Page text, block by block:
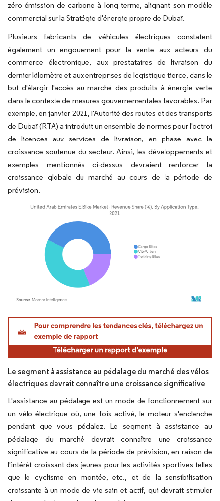
zéro émission de carbone à long terme, alignant son modèle
commercial sur la Stratégie d'énergie propre de Dubaï.
Plusieurs fabricants de véhicules électriques constatent
également un engouement pour la vente aux acteurs du
commerce électronique, aux prestataires de livraison du
dernier kilomètre et aux entreprises de logistique tierce, dans le
but d'élargir l'accès au marché des produits à énergie verte
dans le contexte de mesures gouvernementales favorables. Par
exemple, en janvier 2021, l'Autorité des routes et des transports
de Dubaï (RTA) a introduit un ensemble de normes pour l'octroi
de licences aux services de livraison, en phase avec la
croissance soutenue du secteur. Ainsi, les développements et
exemples mentionnés ci-dessus devraient renforcer la
croissance globale du marché au cours de la période de
prévision.
Image © Mordor Intelligence. La réutilisation nécessite une attribution sous CC BY
Le segment à assistance au pédalage du marché des vélos
électriques devrait connaître une croissance significative
L'assistance au pédalage est un mode de fonctionnement sur
un vélo électrique où, une fois activé, le moteur s'enclenche
pendant que vous pédalez. Le segment à assistance au
pédalage du marché devrait connaître une croissance
significative au cours de la période de prévision, en raison de
l'intérêt croissant des jeunes pour les activités sportives telles
que le cyclisme en montée, etc., et de la sensibilisation
croissante à un mode de vie sain et actif, qui devrait stimuler